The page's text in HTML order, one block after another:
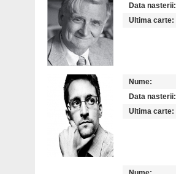
Data nasterii:
Ultima carte:
Nume:
Data nasterii:
Ultima carte: